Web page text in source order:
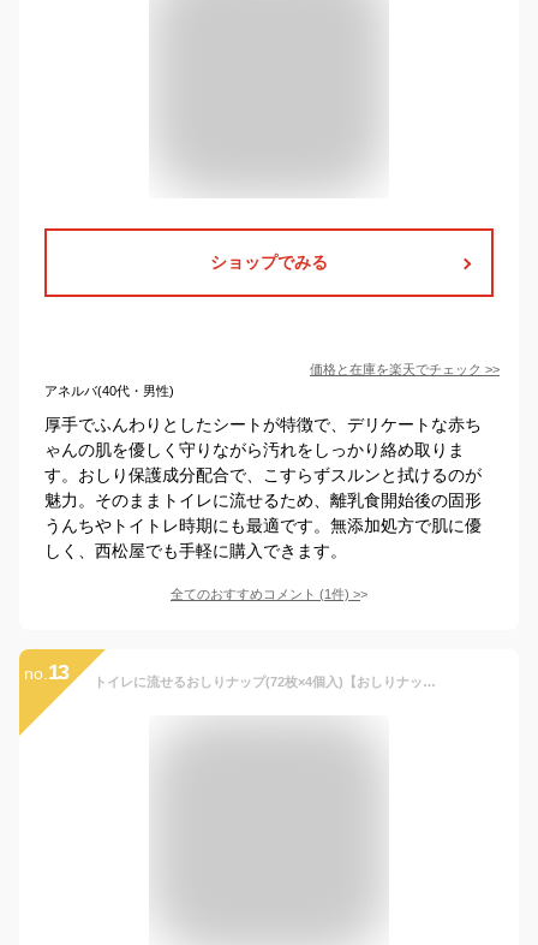
ショップでみる
価格と在庫を楽天でチェック >>
アネルバ(40代・男性)
厚手でふんわりとしたシートが特徴で、デリケートな赤ち
ゃんの肌を優しく守りながら汚れをしっかり絡め取りま
す。おしり保護成分配合で、こすらずスルンと拭けるのが
魅力。そのままトイレに流せるため、離乳食開始後の固形
うんちやトイトレ時期にも最適です。無添加処方で肌に優
しく、西松屋でも手軽に購入できます。
全てのおすすめコメント (1件) >
no. 13 トイレに流せるおしりナップ(72枚×4個入)【おしりナップ】